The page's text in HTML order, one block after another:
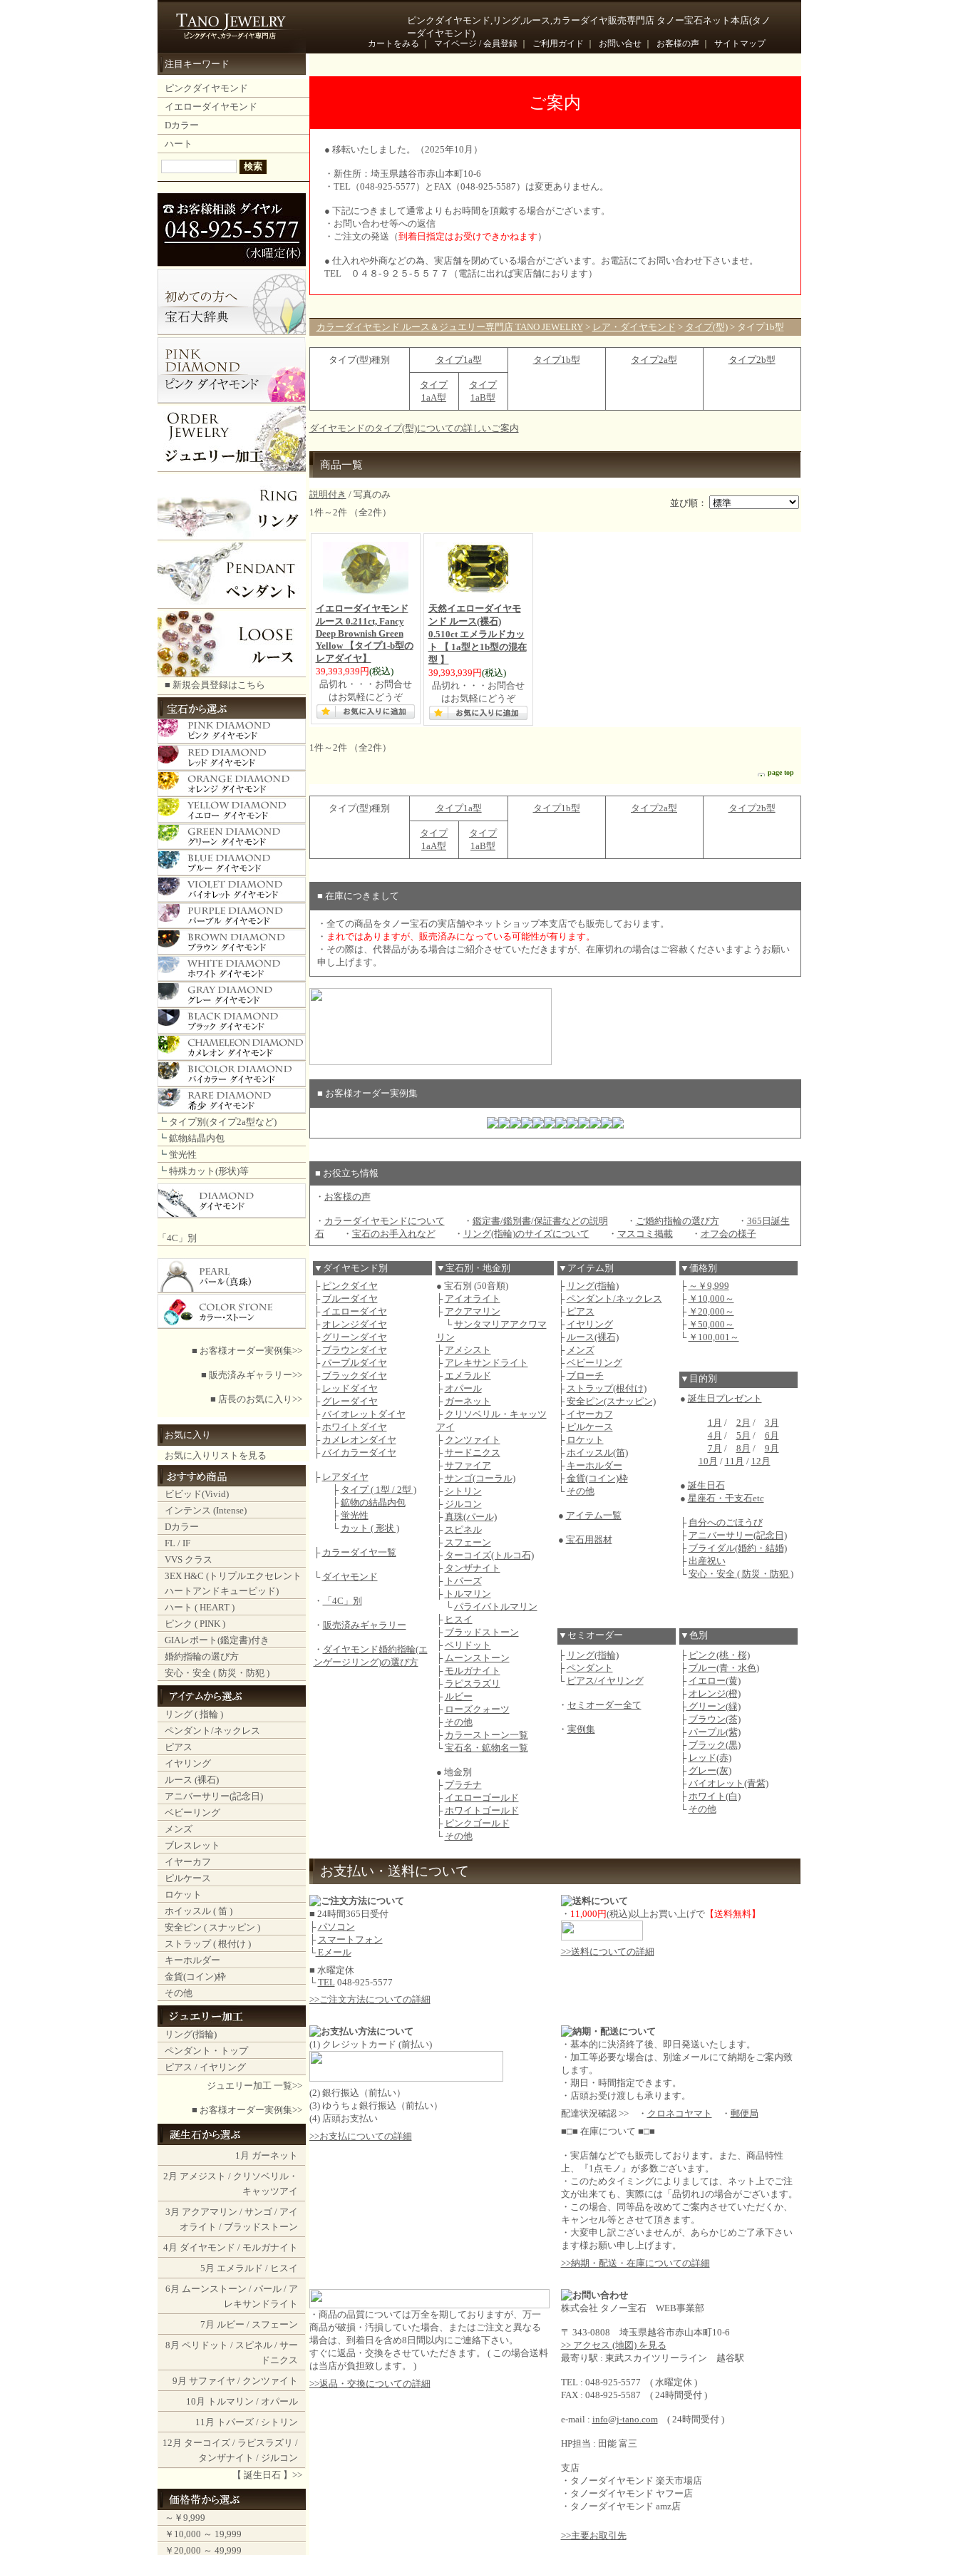
ピンクダイヤモンド,リング,ルース,カラーダイヤ販売専門店 タノー宝石ネット本店(タノ
ーダイヤモンド)
カートをみる マイページ / 会員登録｜ ご利用ガイド お問い合せ｜ お客様の声｜ サイトマップ
注目キーワード
ピンクダイヤモンド
イエローダイヤモンド
Dカラー
ハート
■ 新規会員登録はこちら
┗ タイプ別(タイプ2a型など)
┗ 鉱物結晶内包
┗ 蛍光性
┗ 特殊カット(形状)等
「4C」別
■ お客様オーダー実例集>>
■ 販売済みギャラリー>>
■ 店長のお気に入り>>
お気に入り
お気に入りリストを見る
ビビッド(Vivid)
インテンス (Intense)
Dカラー
FL / IF
VVS クラス
3EX H&C (トリプルエクセレント
ハートアンドキューピッド)
ハート ( HEART )
ピンク ( PINK )
GIAレポート(鑑定書)付き
婚約指輪の選び方
安心・安全 ( 防災・防犯 )
リング ( 指輪 )
ペンダント/ネックレス
ピアス
イヤリング
ルース (裸石)
アニバーサリー(記念日)
ベビーリング
メンズ
ブレスレット
イヤーカフ
ピルケース
ロケット
ホイッスル ( 笛 )
安全ピン ( スナッピン )
ストラップ ( 根付け )
キーホルダー
金貨(コイン)枠
その他
リング(指輪)
ペンダント・トップ
ピアス / イヤリング
ジュエリー加工 一覧>>
■ お客様オーダー実例集>>
1月 ガーネット
2月 アメジスト / クリソベリル・
キャッツアイ
3月 アクアマリン / サンゴ/ アイ
オライト / ブラッドストーン
4月 ダイヤモンド / モルガナイト
5月 エメラルド / ヒスイ
6月 ムーンストーン / パール/ ア
レキサンドライト
7月 ルビー / スフェーン
8月 ペリドット / スピネル/ サー
ドニクス
9月 サファイヤ / クンツァイト
10月
トルマリン / オパール
11月
トパーズ/ シトリン
12月 ターコイズ/ ラピスラズリ /
タンザナイト / ジルコン
【 誕生日石 】>>
～￥9,999
￥10,000 ～ 19,999
￥20,000 ～ 49,999
ご案内
● 移転いたしました。（2025年10月）
・新住所：埼玉県越谷市赤山本町10-6
・TEL（048-925-5577）とFAX（048-925-5587）は変更ありません。
● 下記につきまして通常よりもお時間を頂戴する場合がございます。
・お問い合わせ等への返信
・ご注文の発送（到着日指定はお受けできかねます ）
● 仕入れや外商などの為、実店舗を閉めている場合がございます。お電話にてお問い合わせ下さいませ。
TEL ０４８-９２５-５５７７（電話に出れば実店舗におります）
カラーダイヤモンド ルース＆ジュエリー専門店 TANO JEWELRY> レア・ダイヤモンド > タイプ(型)> タイプ1b型
タイプ(型)種別 タイプ1a型 タイプ1b型 タイプ2a型 タイプ2b型
タイプ
1aA型
タイプ
1aB型
ダイヤモンドのタイプ(型)についての詳しいご案内
商品一覧
並び順：
説明付き / 写真のみ
1件～2件 （全2件）
イエローダイヤモンド
ルース 0.211ct, Fancy
Deep Brownish Green
Yellow 【タイプ1-b型の
レアダイヤ】
39,393,939円(税込)
品切れ・・・お問合せ
はお気軽にどうぞ
天然イエローダイヤモ
ンド ルース(裸石)
0.510ct エメラルドカッ
ト 【 1a型と1b型の混在
型 】
39,393,939円(税込)
品切れ・・・お問合せ
はお気軽にどうぞ
1件～2件 （全2件）
page top
タイプ(型)種別 タイプ1a型 タイプ1b型 タイプ2a型 タイプ2b型
タイプ
1aA型
タイプ
1aB型
■ 在庫につきまして
・全ての商品をタノー宝石の実店舗やネットショップ本支店でも販売しております。
・ まれではありますが、販売済みになっている可能性が有ります。
・その際は、代替品がある場合はご紹介させていただきますが、在庫切れの場合はご容赦くださいますようお願い
申し上げます。
■ お客様オーダー実例集
■ お役立ち情報
・ お客様の声
・ カラーダイヤモンドについて ・ 鑑定書/鑑別書/保証書などの説明 ・ ご婚約指輪の選び方・ 365日誕生
石・ 宝石のお手入れなど・ リング(指輪)のサイズについて ・ マスコミ掲載・ オフ会の様子
▼ダイヤモンド別 ▼宝石別・地金別 ▼アイテム別
▼価格別
├ ピンクダイヤ
├ ブルーダイヤ
├ イエローダイヤ
├ オレンジダイヤ
├ グリーンダイヤ
├ ブラウンダイヤ
├パープルダイヤ
├ ブラックダイヤ
├ レッドダイヤ
├ グレーダイヤ
├バイオレットダイヤ
├ホワイトダイヤ
├ カメレオンダイヤ
├バイカラーダイヤ
├ レアダイヤ
├ タイプ ( 1型 / 2型 )
├鉱物の結晶内包
├蛍光性
└ カット ( 形状 )
├ カラーダイヤ一覧
└ ダイヤモンド
・ 「4C」別
・ 販売済みギャラリー
・ ダイヤモンド婚約指輪(エ
ンゲージリング)の選び方
● 宝石別 (50音順)
├ アイオライト
├ アクアマリン
└サンタマリアアクワマ
リン
├ アメシスト
├ アレキサンドライト
├ エメラルド
├ オパール
├ ガーネット
├ クリソベリル・キャッツ
アイ
├ クンツァイト
├サードニクス
├サファイア
├サンゴ(コーラル)
├ シトリン
├ ジルコン
├真珠(パール)
├ スピネル
├ スフェーン
├ ターコイズ(トルコ石)
├ タンザナイト
├ トパーズ
├ トルマリン
└パライバトルマリン
├ ヒスイ
├ ブラッドストーン
├ペリドット
├ ムーンストーン
├ モルガナイト
├ ラピスラズリ
├ ルビー
├ ローズクォーツ
├ その他
├ カラーストーン一覧
└宝石名・鉱物名一覧
● 地金別
├ プラチナ
├ イエローゴールド
├ホワイトゴールド
├ ピンクゴールド
└ その他
├ リング(指輪)
├ペンダント/ネックレス
├ ピアス
├ イヤリング
├ ルース(裸石)
├ メンズ
├ベビーリング
├ ブローチ
├ ストラップ(根付け)
├安全ピン(スナッピン)
├ イヤーカフ
├ ピルケース
├ ロケット
├ホイッスル(笛)
├ キーホルダー
├金貨(コイン)枠
└ その他
● アイテム一覧
● 宝石用器材
├ ～￥9,999
├ ￥10,000～
├ ￥20,000～
├ ￥50,000～
└ ￥100,001～
▼目的別
● 誕生日プレゼント
1月 / 2月 / 3月
4月 / 5月 / 6月
7月 / 8月 / 9月
10月 / 11月 / 12月
● 誕生日石
● 星座石・干支石etc
├ 自分へのごほうび
├ アニバーサリー(記念日)
├ ブライダル(婚約・結婚)
├出産祝い
└安心・安全 ( 防災・防犯 )
▼セミオーダー
▼色別
├ リング(指輪)
├ペンダント
└ ピアス/イヤリング
・ セミオーダー全て
・ 実例集
├ ピンク(桃・桜)
├ ブルー(青・水色)
├ イエロー(黄)
├ オレンジ(橙)
├グリーン(緑)
├ ブラウン(茶)
├パープル(紫)
├ ブラック(黒)
├ レッド(赤)
├ グレー(灰)
├バイオレット(青紫)
├ホワイト(白)
└ その他
お支払い・送料について
■ 24時間365日受付
├パソコン
├ スマートフォン
└Eメール
■ 水曜定休
└TEL 048-925-5577
>>ご注文方法についての詳細
・ 11,000円(税込)以上お買い上げで【送料無料】
>>送料についての詳細
(1) クレジットカード (前払い)
(2) 銀行振込（前払い）
(3) ゆうちょ銀行振込（前払い）
(4) 店頭お支払い
>>お支払についての詳細
・基本的に決済終了後、即日発送いたします。
・加工等必要な場合は、別途メールにて納期をご案内致
します。
・期日・時間指定できます。
・店頭お受け渡しも承ります。
配達状況確認 >> ・ クロネコヤマト ・ 郵便局
■□■ 在庫について ■□■
・実店舗などでも販売しております。また、商品特性
上、『1点モノ』が多数ございます。
・このためタイミングによりましては、ネット上でご注
文が出来ても、実際には「品切れ｣の場合がございます。
・この場合、同等品を改めてご案内させていただくか、
キャンセル等とさせて頂きます。
・大変申し訳ございませんが、あらかじめご了承下さい
ます様お願い申し上げます。
>>納期・配送・在庫についての詳細
・商品の品質については万全を期しておりますが、万一
商品が破損・汚損していた場合、またはご注文と異なる
場合は、到着日を含め8日間以内にご連絡下さい。
すぐに返品・交換をさせていただきます。 ( この場合送料
は当店が負担致します。 )
>>返品・交換についての詳細
株式会社 タノー宝石 WEB事業部
〒 343-0808 埼玉県越谷市赤山本町10-6
>> アクセス (地図) を見る
最寄り駅 : 東武スカイツリーライン 越谷駅
TEL : 048-925-5577 ( 水曜定休 )
FAX : 048-925-5587 ( 24時間受付 )
e-mail : info@j-tano.com( 24時間受付 )
HP担当 : 田能 富三
支店
・タノーダイヤモンド 楽天市場店
・タノーダイヤモンド ヤフー店
・タノーダイヤモンド amz店
>>主要お取引先